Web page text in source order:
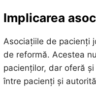
Implicarea
Asociațiile de pacienți
de reformă. Acestea
pacienților, dar oferă
între pacienți și